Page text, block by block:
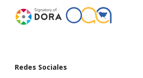
Redes Sociales